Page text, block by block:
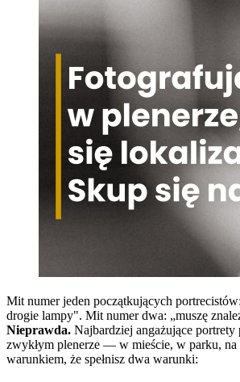
Mit numer jeden początkujących
drogie lampy". Mit numer dwa: „muszę
Nieprawda. Najbardziej angażujące
zwykłym plenerze — w mieście, w parku,
warunkiem, że spełnisz dwa warunki: